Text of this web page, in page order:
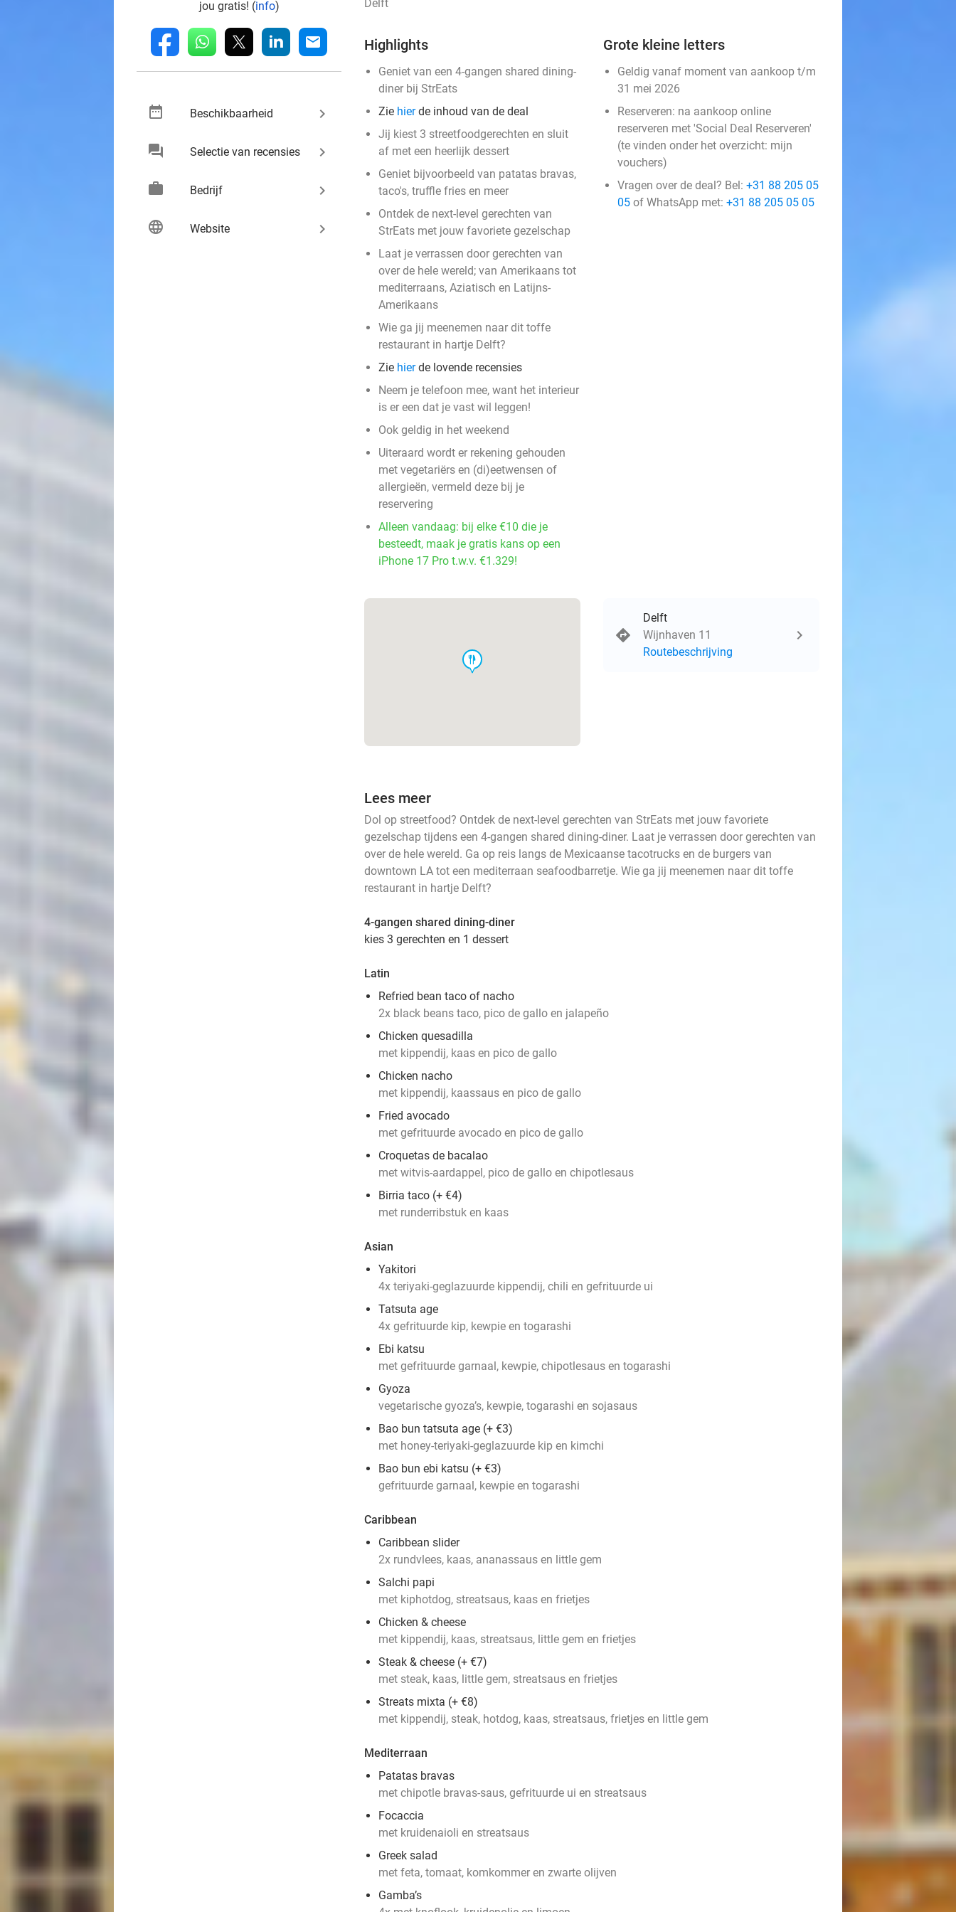
jou gratis! (info)
fb whatsapp linkedin mail
date_range Beschikbaarheid keyboard_arrow_right
chat Selectie van recensies keyboard_arrow_right
work Bedrijf keyboard_arrow_right
language Website keyboard_arrow_right
Delft
Highlights
Geniet van een 4-gangen shared dining-
diner bij StrEats
Zie hierde inhoud van de deal
Jij kiest 3 streetfoodgerechten en sluit
af met een heerlijk dessert
Geniet bijvoorbeeld van patatas bravas,
taco's, truffle fries en meer
Ontdek de next-level gerechten van
StrEats met jouw favoriete gezelschap
Laat je verrassen door gerechten van
over de hele wereld; van Amerikaans tot
mediterraans, Aziatisch en Latijns-
Amerikaans
Wie ga jij meenemen naar dit toffe
restaurant in hartje Delft?
Zie hierde lovende recensies
Neem je telefoon mee, want het interieur
is er een dat je vast wil leggen!
Ook geldig in het weekend
Uiteraard wordt er rekening gehouden
met vegetariërs en (di)eetwensen of
allergieën, vermeld deze bij je
reservering
Alleen vandaag: bij elke €10 die je
besteedt, maak je gratis kans op een
iPhone 17 Pro t.w.v. €1.329!
Grote kleine letters
Geldig vanaf moment van aankoop t/m
31 mei 2026
Reserveren: na aankoop online
reserveren met 'Social Deal Reserveren'
(te vinden onder het overzicht: mijn
vouchers)
Vragen over de deal? Bel: +31 88 205 05
05 of WhatsApp met: +31 88 205 05 05
food
Delft
Wijnhaven 11
Routebeschrijving
Lees meer
Dol op streetfood? Ontdek de next-level gerechten van StrEats met jouw favoriete
gezelschap tijdens een 4-gangen shared dining-diner. Laat je verrassen door gerechten van
over de hele wereld. Ga op reis langs de Mexicaanse tacotrucks en de burgers van
downtown LA tot een mediterraan seafoodbarretje. Wie ga jij meenemen naar dit toffe
restaurant in hartje Delft?
4-gangen shared dining-diner
kies 3 gerechten en 1 dessert
Latin
Refried bean taco of nacho
2x black beans taco, pico de gallo en jalapeño
Chicken quesadilla
met kippendij, kaas en pico de gallo
Chicken nacho
met kippendij, kaassaus en pico de gallo
Fried avocado
met gefrituurde avocado en pico de gallo
Croquetas de bacalao
met witvis-aardappel, pico de gallo en chipotlesaus
Birria taco (+ €4)
met runderribstuk en kaas
Asian
Yakitori
4x teriyaki-geglazuurde kippendij, chili en gefrituurde ui
Tatsuta age
4x gefrituurde kip, kewpie en togarashi
Ebi katsu
met gefrituurde garnaal, kewpie, chipotlesaus en togarashi
Gyoza
vegetarische gyoza’s, kewpie, togarashi en sojasaus
Bao bun tatsuta age (+ €3)
met honey-teriyaki-geglazuurde kip en kimchi
Bao bun ebi katsu (+ €3)
gefrituurde garnaal, kewpie en togarashi
Caribbean
Caribbean slider
2x rundvlees, kaas, ananassaus en little gem
Salchi papi
met kiphotdog, streatsaus, kaas en frietjes
Chicken & cheese
met kippendij, kaas, streatsaus, little gem en frietjes
Steak & cheese (+ €7)
met steak, kaas, little gem, streatsaus en frietjes
Streats mixta (+ €8)
met kippendij, steak, hotdog, kaas, streatsaus, frietjes en little gem
Mediterraan
Patatas bravas
met chipotle bravas-saus, gefrituurde ui en streatsaus
Focaccia
met kruidenaioli en streatsaus
Greek salad
met feta, tomaat, komkommer en zwarte olijven
Gamba’s